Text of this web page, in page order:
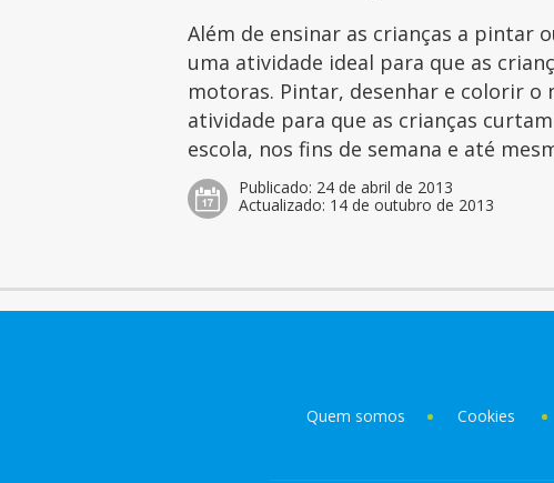
Além de ensinar as crianças a pintar
uma atividade ideal para que as
motoras. Pintar, desenhar e colorir o
atividade para que as crianças
escola, nos fins de semana e até
Publicado: 24 de abril de 2013
Actualizado: 14 de outubro de 2013
Quem somos Cookies